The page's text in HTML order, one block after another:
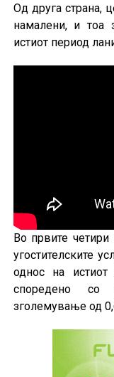
Од друга страна,
намалени, и тоа
истиот период
Во првите
угостителските
однос на истиот
споредено
зголемување од